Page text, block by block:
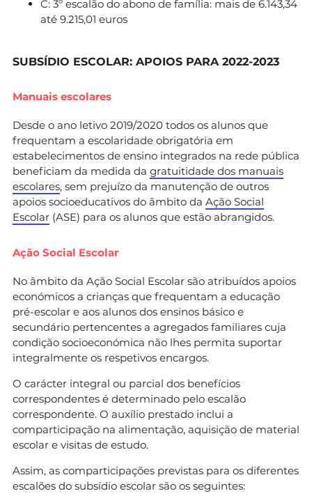
C: 3º escalão do abono de família: mais de 6.143,34
até 9.215,01 euros
SUBSÍDIO ESCOLAR: APOIOS PARA 2022-2023
Manuais escolares
Desde o ano letivo 2019/2020 todos os alunos que
frequentam a escolaridade obrigatória em
estabelecimentos de ensino integrados na rede pública
beneficiam da medida da gratuitidade dos manuais
escolares, sem prejuízo da manutenção de outros
apoios socioeducativos do âmbito da Ação Social
Escolar (ASE) para os alunos que estão abrangidos.
Ação Social Escolar
No âmbito da Ação Social Escolar são atribuídos apoios
económicos a crianças que frequentam a educação
pré-escolar e aos alunos dos ensinos básico e
secundário pertencentes a agregados familiares cuja
condição socioeconómica não lhes permita suportar
integralmente os respetivos encargos.
O carácter integral ou parcial dos benefícios
correspondentes é determinado pelo escalão
correspondente. O auxílio prestado inclui a
comparticipação na alimentação, aquisição de material
escolar e visitas de estudo.
Assim, as comparticipações previstas para os diferentes
escalões do subsídio escolar são os seguintes: